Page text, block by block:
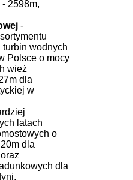
- 2598m,
-
wodnych
Polsce o mocy
wież
dla
w
latach
o
dla
dla